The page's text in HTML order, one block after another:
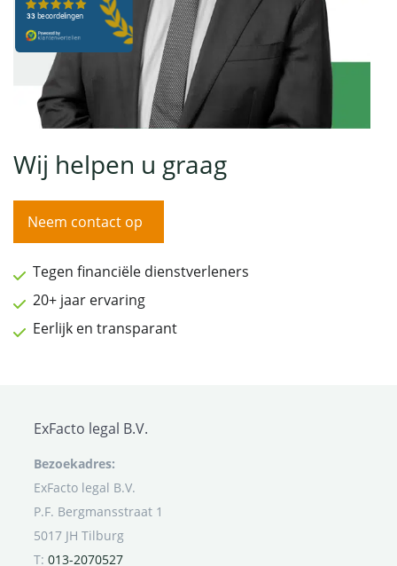
Wij helpen u graag
Neem contact op
Tegen financiële dienstverleners
20+ jaar ervaring
Eerlijk en transparant
ExFacto legal B.V.
Bezoekadres:
ExFacto legal B.V.
P.F. Bergmansstraat 1
5017 JH Tilburg
T: 013-2070527